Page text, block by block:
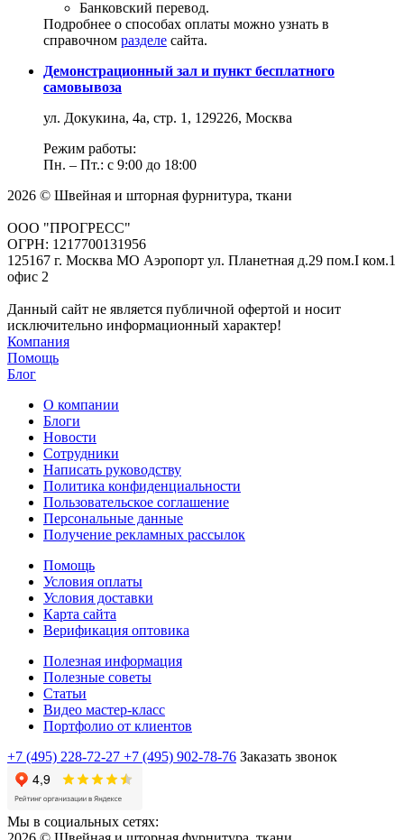
Банковский перевод.
Подробнее о способах оплаты можно узнать в
справочном разделе сайта.
Демонстрационный зал и пункт бесплатного
самовывоза
ул. Докукина, 4а, стр. 1, 129226, Москва
Режим работы:
Пн. – Пт.: с 9:00 до 18:00
2026 © Швейная и шторная фурнитура, ткани
ООО "ПРОГРЕСС"
ОГРН: 1217700131956
125167 г. Москва МО Аэропорт ул. Планетная д.29 пом.I ком.1
офис 2
Данный сайт не является публичной офертой и носит
исключительно информационный характер!
Компания
Помощь
Блог
О компании
Блоги
Новости
Сотрудники
Написать руководству
Политика конфиденциальности
Пользовательское соглашение
Персональные данные
Получение рекламных рассылок
Помощь
Условия оплаты
Условия доставки
Карта сайта
Верификация оптовика
Полезная информация
Полезные советы
Статьи
Видео мастер-класс
Портфолио от клиентов
+7 (495) 228-72-27 +7 (495) 902-78-76 Заказать звонок
Мы в социальных сетях: